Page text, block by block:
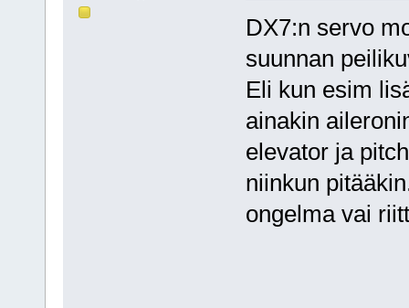
DX7:n servo
suunnan
Eli kun esim
ainakin
elevator ja
niinkun
ongelma vai